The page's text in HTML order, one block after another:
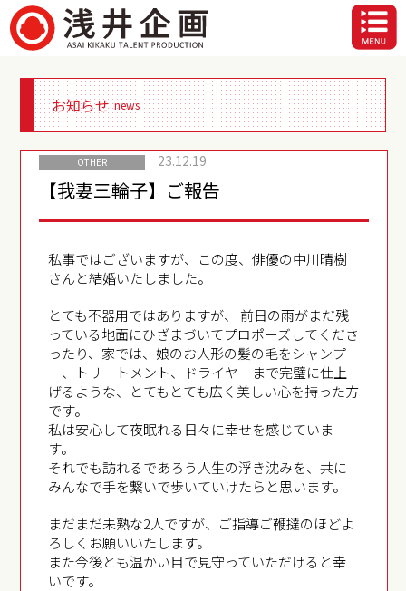
お知らせ news
OTHER 23.12.19
【我妻三輪子】ご報告
私事ではございますが、この度、俳優の中川晴樹
さんと結婚いたしました。
とても不器用ではありますが、 前日の雨がまだ残
っている地面にひざまづいてプロポーズしてくださ
ったり、家では、娘のお人形の髪の毛をシャンプ
ー、トリートメント、ドライヤーまで完璧に仕上
げるような、とてもとても広く美しい心を持った方
です。
私は安心して夜眠れる日々に幸せを感じていま
す。
それでも訪れるであろう人生の浮き沈みを、共に
みんなで手を繋いで歩いていけたらと思います。
まだまだ未熟な2人ですが、ご指導ご鞭撻のほどよ
ろしくお願いいたします。
また今後とも温かい目で見守っていただけると幸
いです。